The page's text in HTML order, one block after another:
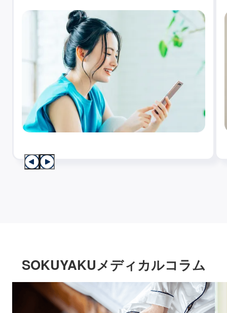
SOKUYAKUメディカルコラム